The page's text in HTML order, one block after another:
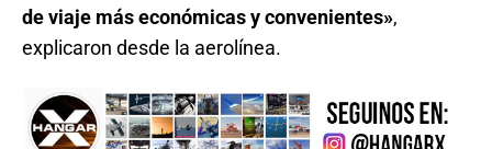
de viaje más económicas y convenientes»,
explicaron desde la aerolínea.